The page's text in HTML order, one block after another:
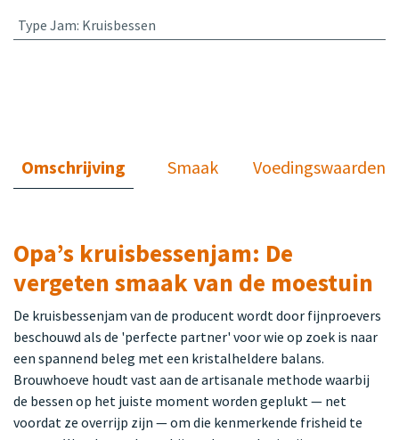
Type Jam: Kruisbessen
Omschrijving Smaak Voedingswaarden
Opa’s kruisbessenjam: De
vergeten smaak van de moestuin
De kruisbessenjam van de producent wordt door fijnproevers
beschouwd als de 'perfecte partner' voor wie op zoek is naar
een spannend beleg met een kristalheldere balans.
Brouwhoeve houdt vast aan de artisanale methode waarbij
de bessen op het juiste moment worden geplukt — net
voordat ze overrijp zijn — om die kenmerkende frisheid te